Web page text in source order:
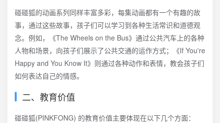
碰碰狐的动画系列同样丰富多彩，每集动画都有一个有趣的故
事，通过这些故事，孩子们可以学习到各种生活常识和道德观
念。例如，《The Wheels on the Bus》通过公共汽车上的各种
人物和场景，向孩子们展示了公共交通的运作方式；《If You're
Happy and You Know It》则通过各种动作和表情，教会孩子们
如何表达自己的情感。
二、教育价值
碰碰狐(PINKFONG)‌ 的教育价值主要体现在以下几个方面：